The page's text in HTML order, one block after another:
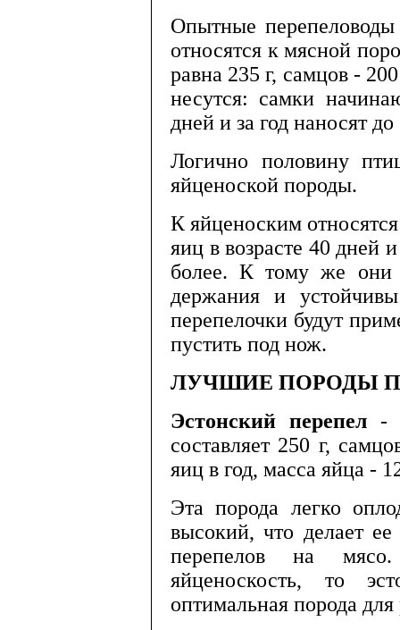
Опытные
относятся к мясной
равна 235 г, самцов -
несутся: самки
дней и за год наносят
Логично половину
яйценоской породы.
К яйценоским
яиц в возрасте 40 дней
более. К тому же они
держания и
перепелочки будут
пустить под нож.
ЛУЧШИЕ ПОРОДЫ
Эстонский перепел -
составляет 250 г,
яиц в год, масса яйца -
Эта порода легко
высокий, что де­лает
перепелов на
яйценоскость, то
оптимальная поро­да